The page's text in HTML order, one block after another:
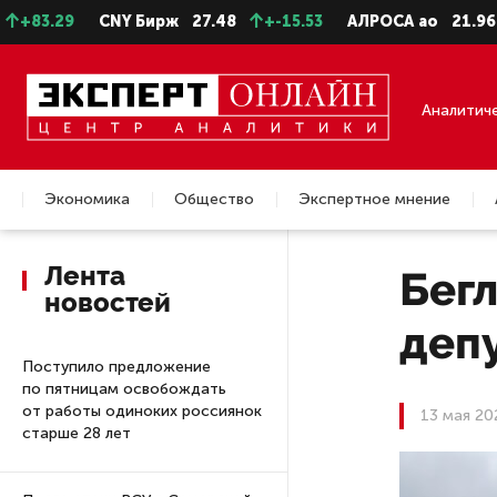
CNY Бирж 27.48 +-15.53 АЛРОСА ао 21.96 +-
Экономика Общество Экспертное мнение
Недвижимость
Лента
новостей
Поступило предложение
по пятницам освобождать
от работы одиноких россиянок
старше 28 лет
13 мая